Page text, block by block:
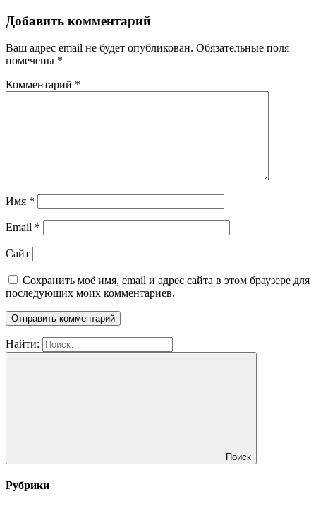
Добавить комментарий
Ваш адрес email не будет опубликован. Обязательные поля
помечены *
Комментарий *
Имя *
Email *
Сайт
Сохранить моё имя, email и адрес сайта в этом браузере для
последующих моих комментариев.
Найти:
Поиск
Рубрики